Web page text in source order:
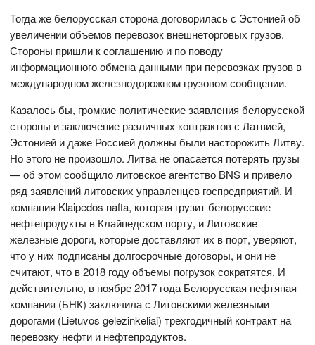
Тогда же белорусская сторона договорилась с Эстонией об
увеличении объемов перевозок внешнеторговых грузов.
Стороны пришли к соглашению и по поводу
информационного обмена данными при перевозках грузов в
международном железнодорожном грузовом сообщении.
Казалось бы, громкие политические заявления белорусской
стороны и заключение различных контрактов с Латвией,
Эстонией и даже Россией должны были насторожить Литву.
Но этого не произошло. Литва не опасается потерять грузы
— об этом сообщило литовское агентство BNS и привело
ряд заявлений литовских управленцев госпредприятий. И
компания Klaipedos nafta, которая грузит белорусские
нефтепродукты в Клайпедском порту, и Литовские
железные дороги, которые доставляют их в порт, уверяют,
что у них подписаны долгосрочные договоры, и они не
считают, что в 2018 году объемы погрузок сократятся. И
действительно, в ноябре 2017 года Белорусская нефтяная
компания (БНК) заключила с Литовскими железными
дорогами (Lietuvos gelezinkeliai) трехгодичный контракт на
перевозку нефти и нефтепродуктов.